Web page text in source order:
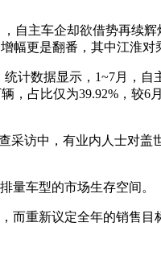
自主车企却欲借势再续
幅更是翻番，其中江淮对
数据显示，1~7月，自
占比仅为39.92%，较
访中，有业内人士对
量车型的市场生存空间。
而重新议定全年的销售目